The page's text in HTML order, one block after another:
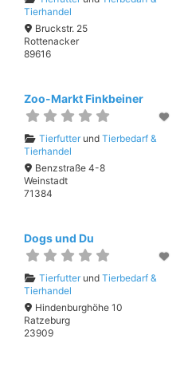
Tierhandel
Bruckstr. 25
Rottenacker
89616
Zoo-Markt Finkbeiner
Tierfutterund Tierbedarf &
Tierhandel
Benzstraße 4-8
Weinstadt
71384
Dogs und Du
Tierfutterund Tierbedarf &
Tierhandel
Hindenburghöhe 10
Ratzeburg
23909